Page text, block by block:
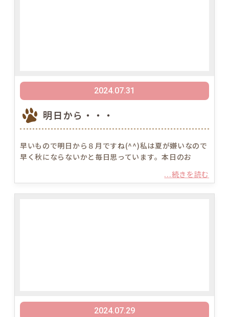
2024.07.31
明日から・・・
早いもので明日から８月ですね(^^)私は夏が嫌いなので
早く秋にならないかと毎日思っています。本日のお
...続きを読む
2024.07.29